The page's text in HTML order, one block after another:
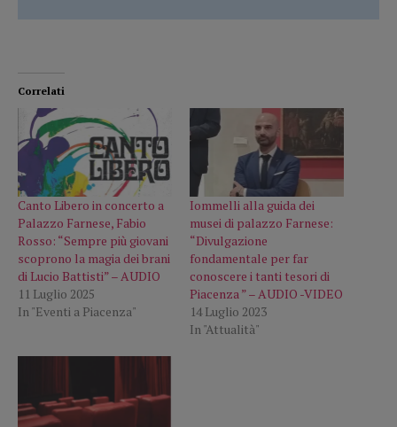
Correlati
Canto Libero in concerto a
Palazzo Farnese, Fabio
Rosso: “Sempre più giovani
scoprono la magia dei brani
di Lucio Battisti” – AUDIO
11 Luglio 2025
In "Eventi a Piacenza"
Iommelli alla guida dei
musei di palazzo Farnese:
“Divulgazione
fondamentale per far
conoscere i tanti tesori di
Piacenza ” – AUDIO -VIDEO
14 Luglio 2023
In "Attualità"